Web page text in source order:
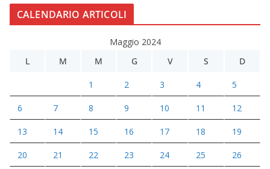
CALENDARIO ARTICOLI
Maggio 2024
L
M M G V S D
1 2 3 4 5
6 7 8 9 10 11 12
13 14 15 16 17 18 19
20 21 22 23 24 25 26